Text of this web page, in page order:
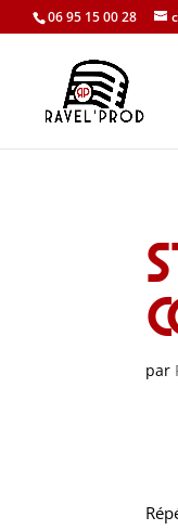
06 95 15 00 28
par